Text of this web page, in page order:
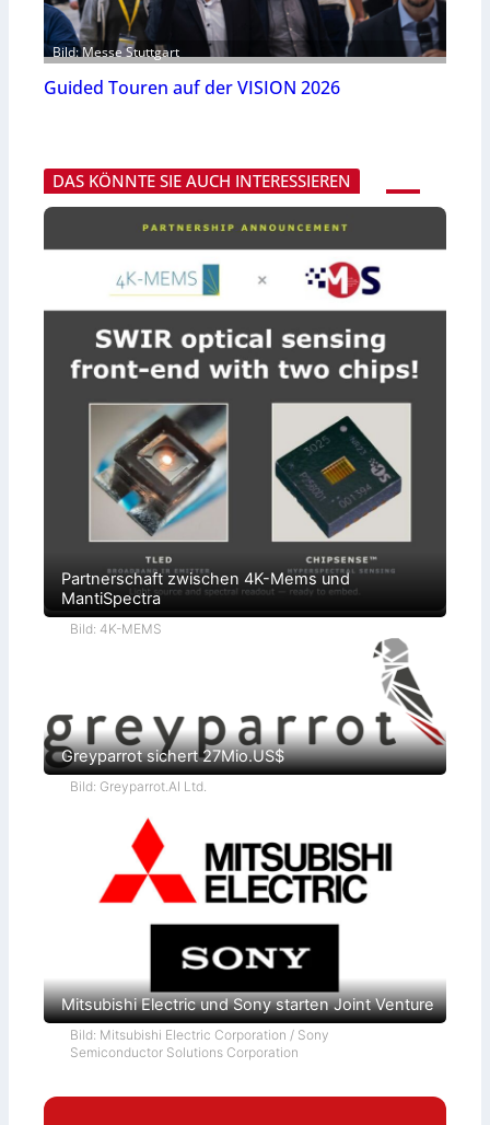
Bild: Messe Stuttgart
Guided Touren auf der VISION 2026
DAS KÖNNTE SIE AUCH INTERESSIEREN
Partnerschaft zwischen 4K-Mems und
MantiSpectra
Bild: 4K-MEMS
Greyparrot sichert 27Mio.US$
Bild: Greyparrot.AI Ltd.
Mitsubishi Electric und Sony starten Joint Venture
Bild: Mitsubishi Electric Corporation / Sony
Semiconductor Solutions Corporation